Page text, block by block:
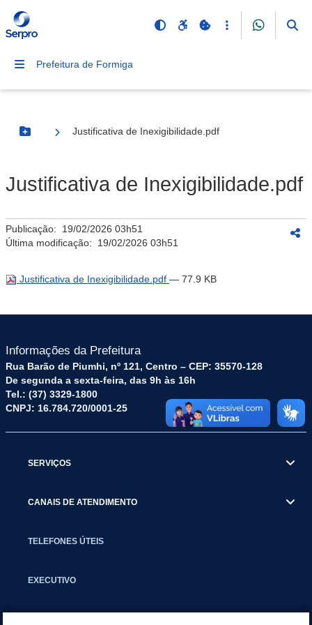
Prefeitura de Formiga
Botão Menu
Justificativa de Inexigibilidade.pdf
Justificativa de Inexigibilidade.pdf
Publicação: 19/02/2026 03h51
Última modificação: 19/02/2026 03h51
Justificativa de Inexigibilidade.pdf — 77.9 KB
Informações da Prefeitura
Rua Barão de Piumhi, nº 121, Centro – CEP: 35570-128
De segunda a sexta-feira, das 9h às 16h
Tel.: (37) 3329-1800
CNPJ: 16.784.720/0001-25
SERVIÇOS
CANAIS DE ATENDIMENTO
TELEFONES ÚTEIS
EXECUTIVO